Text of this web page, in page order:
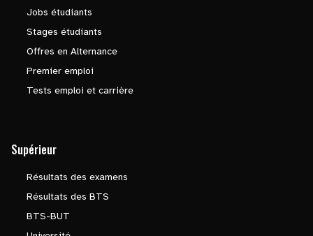
Jobs étudiants
Stages étudiants
Offres en Alternance
Premier emploi
Tests emploi et carrière
Supérieur
Résultats des examens
Résultats des BTS
BTS-BUT